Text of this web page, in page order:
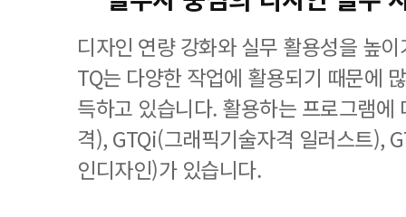
디자인 연량 강화와 실무 활용성을 높
TQ는 다양한 작업에 활용되기 때문에
득하고 있습니다. 활용하는 프로그램에
격), GTQi(그래픽기술자격 일러스트),
인디자인)가 있습니다.